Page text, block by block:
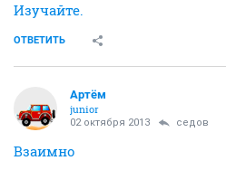
Изучайте.
ОТВЕТИТЬ
Артём
juniоr
02 октября 2013 седов
Взаимно